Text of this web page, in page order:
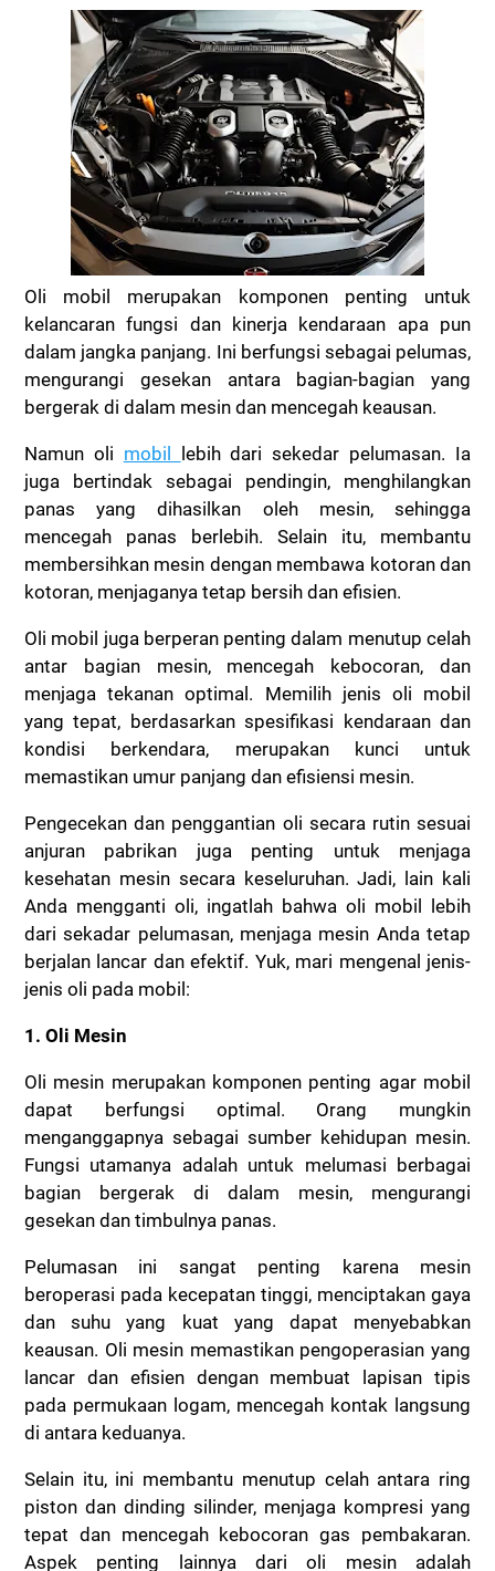
Oli mobil merupakan komponen penting untuk
kelancaran fungsi dan kinerja kendaraan apa pun
dalam jangka panjang. Ini berfungsi sebagai pelumas,
mengurangi gesekan antara bagian-bagian yang
bergerak di dalam mesin dan mencegah keausan.
Namun oli mobil
lebih dari sekedar pelumasan. Ia
juga bertindak sebagai pendingin, menghilangkan
panas yang dihasilkan oleh mesin, sehingga
mencegah panas berlebih. Selain itu, membantu
membersihkan mesin dengan membawa kotoran dan
kotoran, menjaganya tetap bersih dan efisien.
Oli mobil juga berperan penting dalam menutup celah
antar bagian mesin, mencegah kebocoran, dan
menjaga tekanan optimal. Memilih jenis oli mobil
yang tepat, berdasarkan spesifikasi kendaraan dan
kondisi berkendara, merupakan kunci untuk
memastikan umur panjang dan efisiensi mesin.
Pengecekan dan penggantian oli secara rutin sesuai
anjuran pabrikan juga penting untuk menjaga
kesehatan mesin secara keseluruhan. Jadi, lain kali
Anda mengganti oli, ingatlah bahwa oli mobil lebih
dari sekadar pelumasan, menjaga mesin Anda tetap
berjalan lancar dan efektif. Yuk, mari mengenal jenis-
jenis oli pada mobil:
1. Oli Mesin
Oli mesin merupakan komponen penting agar mobil
dapat berfungsi optimal. Orang mungkin
menganggapnya sebagai sumber kehidupan mesin.
Fungsi utamanya adalah untuk melumasi berbagai
bagian bergerak di dalam mesin, mengurangi
gesekan dan timbulnya panas.
Pelumasan ini sangat penting karena mesin
beroperasi pada kecepatan tinggi, menciptakan gaya
dan suhu yang kuat yang dapat menyebabkan
keausan. Oli mesin memastikan pengoperasian yang
lancar dan efisien dengan membuat lapisan tipis
pada permukaan logam, mencegah kontak langsung
di antara keduanya.
Selain itu, ini membantu menutup celah antara ring
piston dan dinding silinder, menjaga kompresi yang
tepat dan mencegah kebocoran gas pembakaran.
Aspek penting lainnya dari oli mesin adalah